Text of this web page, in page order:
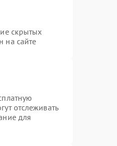
скрытых
на сайте
отслеживать
для